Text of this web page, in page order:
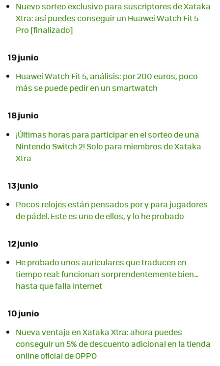
Nuevo sorteo exclusivo para suscriptores de Xataka
Xtra: así puedes conseguir un Huawei Watch Fit 5
Pro [finalizado]
19 junio
Huawei Watch Fit 5, análisis: por 200 euros, poco
más se puede pedir en un smartwatch
18 junio
¡Últimas horas para participar en el sorteo de una
Nintendo Switch 2! Solo para miembros de Xataka
Xtra
13 junio
Pocos relojes están pensados por y para jugadores
de pádel. Este es uno de ellos, y lo he probado
12 junio
He probado unos auriculares que traducen en
tiempo real: funcionan sorprendentemente bien…
hasta que falla Internet
10 junio
Nueva ventaja en Xataka Xtra: ahora puedes
conseguir un 5% de descuento adicional en la tienda
online oficial de OPPO